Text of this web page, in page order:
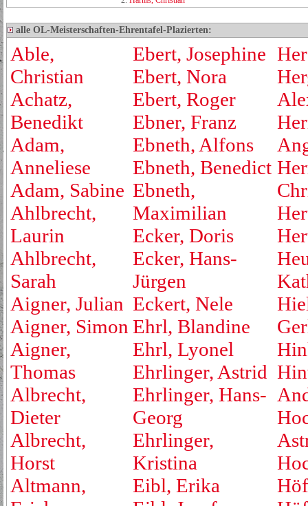
alle OL-Meisterschaften-Ehrentafel-Plazierten:
Able,
Christian
Achatz,
Benedikt
Adam,
Anneliese
Adam, Sabine
Ahlbrecht,
Laurin
Ahlbrecht,
Sarah
Aigner, Julian
Aigner, Simon
Aigner,
Thomas
Albrecht,
Dieter
Albrecht,
Horst
Altmann,
Ebert, Josephine
Ebert, Nora
Ebert, Roger
Ebner, Franz
Ebneth, Alfons
Ebneth, Benedict
Ebneth,
Maximilian
Ecker, Doris
Ecker, Hans-
Jürgen
Eckert, Nele
Ehrl, Blandine
Ehrl, Lyonel
Ehrlinger, Astrid
Ehrlinger, Hans-
Georg
Ehrlinger,
Kristina
Eibl, Erika